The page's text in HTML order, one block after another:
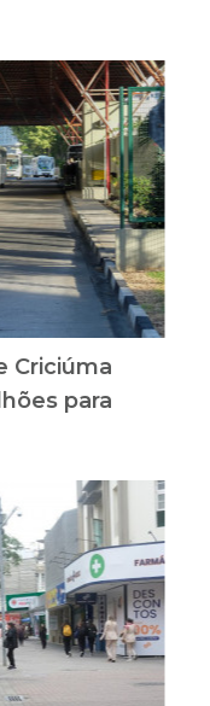
Criciúma
para